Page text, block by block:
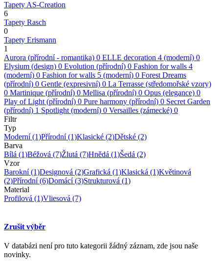
Tapety AS-Creation
6
Tapety Rasch
0
Tapety Erismann
1
Aurora (přírodní - romantika) 0 ELLE decoration 4 (moderní) 0
Elysium (design) 0 Evolution (přírodní) 0 Fashion for walls 4
(moderní) 0 Fashion for walls 5 (moderní) 0 Forest Dreams
(přírodní) 0 Gentle (expresivní) 0 La Terrasse (středomořské vzory)
0 Martinique (přírodní) 0 Mellisa (přírodní) 0 Opus (elegance) 0
Play of Light (přírodní) 0 Pure harmony (přírodní) 0 Secret Garden
(přírodní) 1 Spotlight (moderní) 0 Versailles (zámecké) 0
Filtr
Typ
Moderní(1)Přírodní(1)Klasické (2)Dětské (2)
Barva
Bílá (1)Béžová (7)Žlutá (7)Hnědá (1)Šedá (2)
Vzor
Barokní(1)Designová (2)Grafická (1)Klasická (1)Květinová
(2)Přírodní(6)Domácí(3)Strukturová (1)
Material
Profilová (1)Vliesová (7)
Zrušit výběr
V databázi není pro tuto kategorii žádný záznam, zde jsou naše
novinky.